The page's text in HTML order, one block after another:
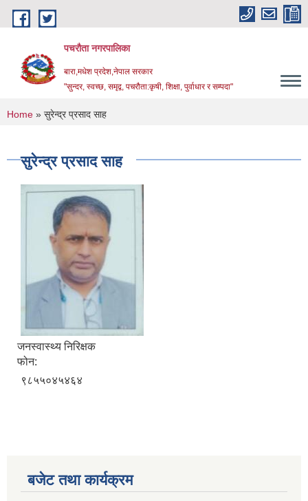
Skip to main content
पचरौता नगरपालिका
बारा,मधेश प्रदेश,नेपाल सरकार
"सुन्दर, स्वच्छ, समृद्व, पचरौता:कृषी, शिक्षा, पुर्वाधार र सम्पदा"
You are here
Home » सुरेन्द्र प्रसाद साह
सुरेन्द्र प्रसाद साह
जनस्वास्थ्य निरिक्षक
फोन:
९८५५०४५४६४
बजेट तथा कार्यक्रम